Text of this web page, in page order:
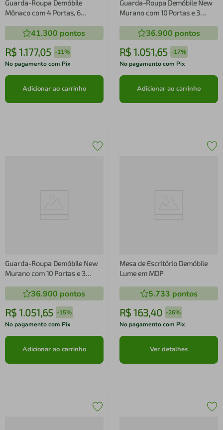
Guarda-Roupa Demóbile
Mônaco com 4 Portas, 6
largura 41.300 pontos
R$ 1.177,05 -11%
No pagamento com Pix
Adicionar ao carrinho
Guarda-Roupa Demóbile New
Murano com 10 Portas e 3
36.900 pontos
R$ 1.051,65 -17%
No pagamento com Pix
Adicionar ao carrinho
Guarda-Roupa Demóbile New
Murano com 10 Portas e 3
36.900 pontos
R$ 1.051,65 -15%
No pagamento com Pix
Adicionar ao carrinho
Mesa de Escritório Demóbile
Lume em MDP
5.733 pontos
R$ 163,40 -26%
No pagamento com Pix
Ver detalhes